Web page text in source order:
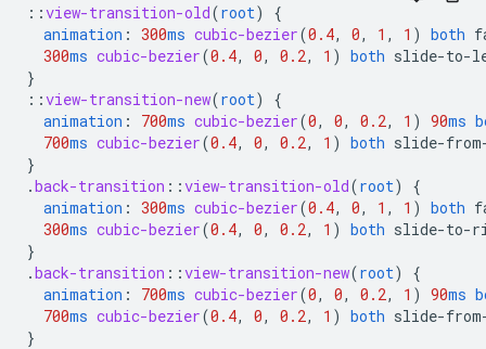
::view-transition-old(root)
{
animation : 300ms cubic-bezier(0.4, 0, 1 , 1 ) both
300ms cubic-bezier(0.4, 0, 0.2, 1 ) both slide-to-
}
::view-transition-new(root)
{
animation : 700ms cubic-bezier(0, 0, 0.2, 1 ) 90ms
700ms cubic-bezier(0.4, 0, 0.2, 1 ) both slide-
}
.back-transition ::view-transition-old(root)
{
animation : 300ms cubic-bezier(0.4, 0, 1 , 1 ) both
300ms cubic-bezier(0.4, 0, 0.2, 1 ) both slide-to-
}
.back-transition ::view-transition-new(root)
{
animation : 700ms cubic-bezier(0, 0, 0.2, 1 ) 90ms
700ms cubic-bezier(0.4, 0, 0.2, 1 ) both slide-
}